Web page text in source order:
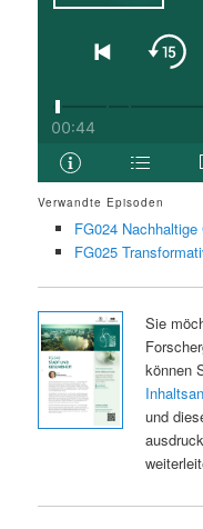
Verwandte Episoden
FG024
FG025
Sie
können
und